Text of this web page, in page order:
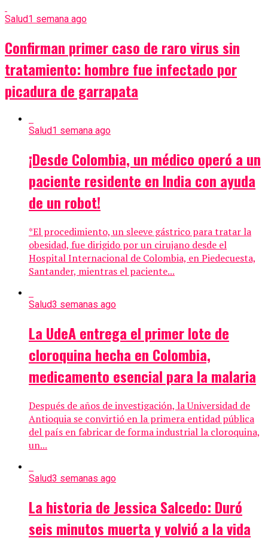
Salud1 semana ago
Confirman primer caso de raro virus sin
tratamiento: hombre fue infectado por
picadura de garrapata
Salud1 semana ago
¡Desde Colombia, un médico operó a un
paciente residente en India con ayuda
de un robot!
*El procedimiento, un sleeve gástrico para tratar la
obesidad, fue dirigido por un cirujano desde el
Hospital Internacional de Colombia, en Piedecuesta,
Santander, mientras el paciente...
Salud3 semanas ago
La UdeA entrega el primer lote de
cloroquina hecha en Colombia,
medicamento esencial para la malaria
Después de años de investigación, la Universidad de
Antioquia se convirtió en la primera entidad pública
del país en fabricar de forma industrial la cloroquina,
un...
Salud3 semanas ago
La historia de Jessica Salcedo: Duró
seis minutos muerta y volvió a la vida